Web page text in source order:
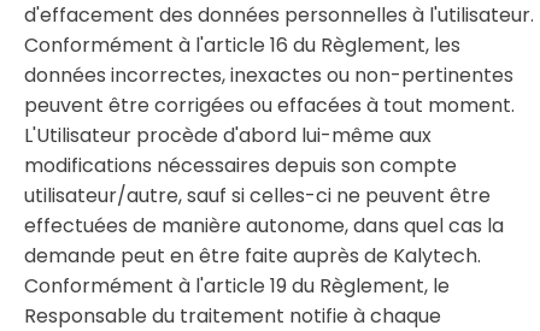
d'effacement des données personnelles à l'utilisateur.
Conformément à l'article 16 du Règlement, les
données incorrectes, inexactes ou non-pertinentes
peuvent être corrigées ou effacées à tout moment.
L'Utilisateur procède d'abord lui-même aux
modifications nécessaires depuis son compte
utilisateur/autre, sauf si celles-ci ne peuvent être
effectuées de manière autonome, dans quel cas la
demande peut en être faite auprès de Kalytech.
Conformément à l'article 19 du Règlement, le
Responsable du traitement notifie à chaque